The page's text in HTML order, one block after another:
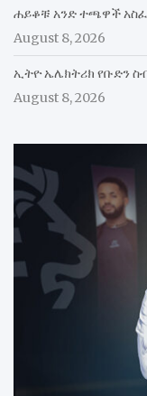
ሐይቆቹ አንድ ተጫዋች
August 8, 2026
ኢትዮ ኤሌክትሪክ የቡድን
August 8, 2026